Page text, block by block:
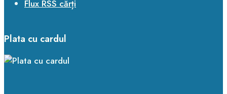
Flux RSS cărți
Plata cu cardul